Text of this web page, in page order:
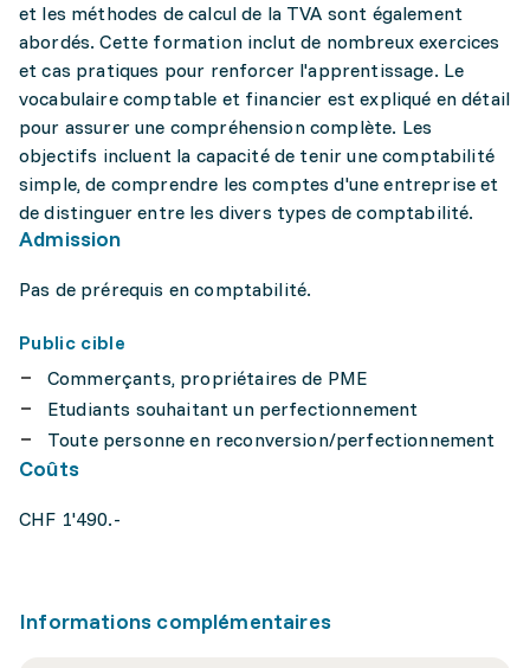
et les méthodes de calcul de la TVA sont également
abordés. Cette formation inclut de nombreux exercices
et cas pratiques pour renforcer l'apprentissage. Le
vocabulaire comptable et financier est expliqué en détail
pour assurer une compréhension complète. Les
objectifs incluent la capacité de tenir une comptabilité
simple, de comprendre les comptes d'une entreprise et
de distinguer entre les divers types de comptabilité.
Admission
Pas de prérequis en comptabilité.
Public cible
Commerçants, propriétaires de PME
Etudiants souhaitant un perfectionnement
Toute personne en reconversion/perfectionnement
Coûts
CHF 1'490.-
Informations complémentaires